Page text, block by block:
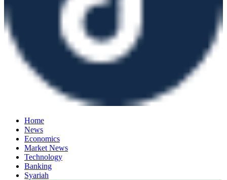
Home
News
Economics
Market News
Technology
Banking
Syariah